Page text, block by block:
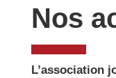
Nos
L’association